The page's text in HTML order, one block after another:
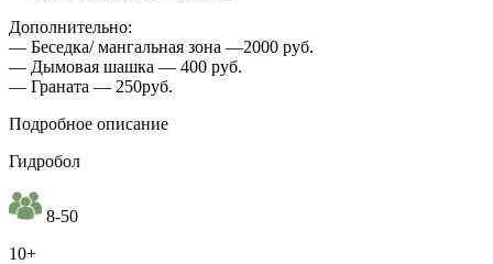
Дополнительно:
— Беседка/ мангальная зона —2000 руб.
— Дымовая шашка — 400 руб.
— Граната — 250руб.
Подробное описание
Гидробол
8-50
10+